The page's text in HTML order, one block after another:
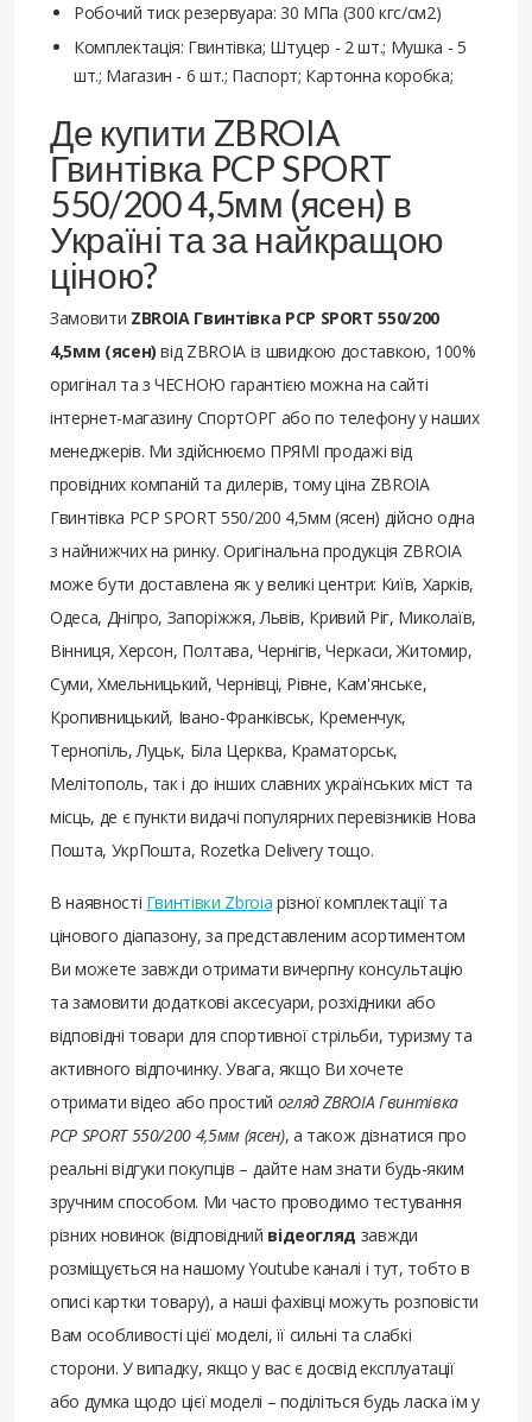
Робочий тиск резервуара: 30 МПа (300 кгс/см2)
Комплектація: Гвинтівка; Штуцер - 2 шт.; Мушка - 5
шт.; Магазин - 6 шт.; Паспорт; Картонна коробка;
Де купити ZBROIA
Гвинтівка PCP SPORT
550/200 4,5мм (ясен) в
Україні та за найкращою
ціною?
Замовити ZBROIA Гвинтівка PCP SPORT 550/200
4,5мм (ясен) від ZBROIA із швидкою доставкою, 100%
оригінал та з ЧЕСНОЮ гарантією можна на сайті
інтернет-магазину СпортОРГ або по телефону у наших
менеджерів. Ми здійснюємо ПРЯМІ продажі від
провідних компаній та дилерів, тому ціна ZBROIA
Гвинтівка PCP SPORT 550/200 4,5мм (ясен) дійсно одна
з найнижчих на ринку. Оригінальна продукція ZBROIA
може бути доставлена ​​як у великі центри: Київ, Харків,
Одеса, Дніпро, Запоріжжя, Львів, Кривий Ріг, Миколаїв,
Вінниця, Херсон, Полтава, Чернігів, Черкаси, Житомир,
Суми, Хмельницький, Чернівці, Рівне, Кам'янське,
Кропивницький, Івано-Франківськ, Кременчук,
Тернопіль, Луцьк, Біла Церква, Краматорськ,
Мелітополь, так і до інших славних українських міст та
місць, де є пункти видачі популярних перевізників Нова
Пошта, УкрПошта, Rozetka Delivery тощо.
В наявності Гвинтівки Zbroia різної комплектації та
цінового діапазону, за представленим асортиментом
Ви можете завжди отримати вичерпну консультацію
та замовити додаткові аксесуари, розхідники або
відповідні товари для спортивної стрільби, туризму та
активного відпочинку. Увага, якщо Ви хочете
отримати відео або простий огляд ZBROIA Гвинтівка
PCP SPORT 550/200 4,5мм (ясен), а також дізнатися про
реальні відгуки покупців – дайте нам знати будь-яким
зручним способом. Ми часто проводимо тестування
різних новинок (відповідний відеогляд завжди
розміщується на нашому Youtube каналі і тут, тобто в
описі картки товару), а наші фахівці можуть розповісти
Вам особливості цієї моделі, її сильні та слабкі
сторони. У випадку, якщо у вас є досвід експлуатації
або думка щодо цієї моделі – поділіться будь ласка їм у